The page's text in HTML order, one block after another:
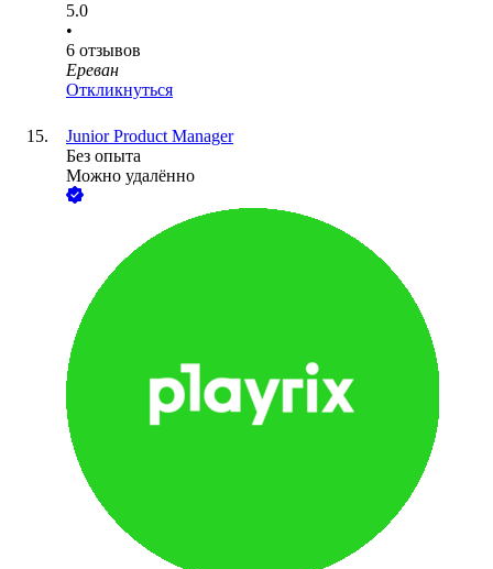
5.0
•
6 отзывов
Ереван
Откликнуться
Junior Product Manager
Без опыта
Можно удалённо